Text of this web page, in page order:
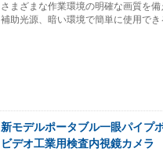
さまざまな作業環境の明確な画質を
補助光源、暗い環境で簡単に使用で
新モデルポータブル一眼パイプ
ビデオ工業用検査内視鏡カメラ